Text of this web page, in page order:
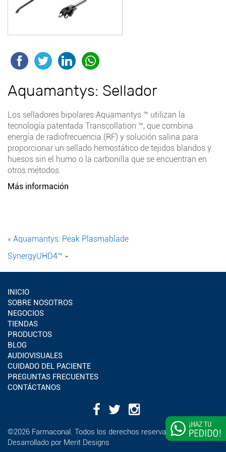
Aquamantys: Sellador
Los selladores bipolares Aquamantys ™ utilizan la
tecnología patentada Transcollation ™, que combina
energía de radiofrecuencia (RF) y solución salina para
proporcionar un sellado hemostático de tejidos blandos y
huesos sin el humo o la carbonilla que se encuentran en
otros métodos.
Más información
« Aquamantys: Peak Plasmablade
SynergyUHD4™ »
INICIO
SOBRE NOSOTROS
NEGOCIOS
TIENDAS
PRODUCTOS
BLOG
AUDIOVISUALES
CUIDADO DEL PACIENTE
PREGUNTAS FRECUENTES
CONTÁCTANOS
¿Deseas
impulsar
©2026 Farmaconal. Todos los derechos reservados
Desarrollado por Merit Designs